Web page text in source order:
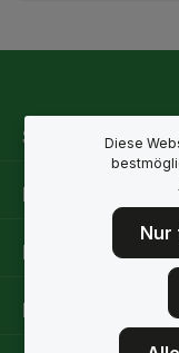
Service-Hotline
Rechtliche
Informationen
Folge uns
Diese
Nur